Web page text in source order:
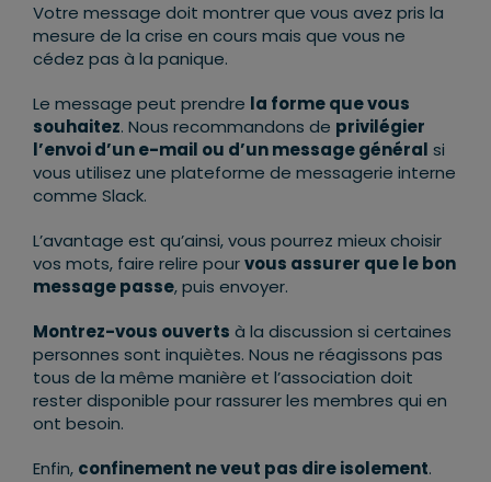
Votre message doit montrer que vous avez pris la
mesure de la crise en cours mais que vous ne
cédez pas à la panique.
Le message peut prendre la forme que vous
souhaitez. Nous recommandons de privilégier
l’envoi d’un e-mail ou d’un message général si
vous utilisez une plateforme de messagerie interne
comme Slack.
L’avantage est qu’ainsi, vous pourrez mieux choisir
vos mots, faire relire pourvous assurer que le bon
message passe, puis envoyer.
Montrez-vous ouverts à la discussion si certaines
personnes sont inquiètes. Nous ne réagissons pas
tous de la même manière et l’association doit
rester disponible pour rassurer les membres qui en
ont besoin.
Enfin, confinement ne veut pas dire isolement.